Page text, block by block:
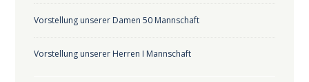
Vorstellung unserer Damen 50 Mannschaft
Vorstellung unserer Herren I Mannschaft